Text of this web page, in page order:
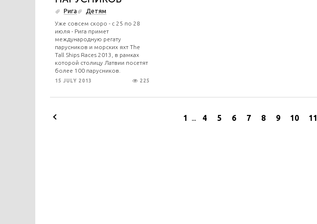
Рига Детям
Уже совсем скоро - с 25 по 28
июля - Рига примет
международную регату
парусников и морских яхт The
Tall Ships Races 2013, в рамках
которой столицу Латвии посетят
более 100 парусников.
15 JULY 2013 225
1 ... 4 5 6 7 8 9 10 11